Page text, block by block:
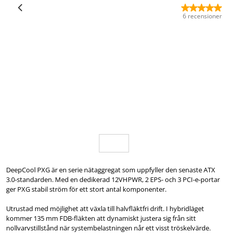
6 recensioner
DeepCool PXG är en serie nätaggregat som uppfyller den senaste ATX
3.0-standarden. Med en dedikerad 12VHPWR, 2 EPS- och 3 PCI-e-portar
ger PXG stabil ström för ett stort antal komponenter.
Utrustad med möjlighet att växla till halvfläktfri drift. I hybridläget
kommer 135 mm FDB-fläkten att dynamiskt justera sig från sitt
nollvarvstillstånd när systembelastningen når ett visst tröskelvärde.